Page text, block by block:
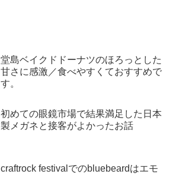
堂島ベイクドドーナツのほろっとした
甘さに感激／食べやすくておすすめで
す。
初めての眼鏡市場で結果満足した日本
製メガネと接客がよかったお話
craftrock festivalでのbluebeardはエモ